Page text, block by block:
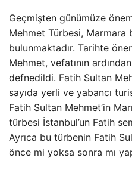
Geçmişten günümüze
Mehmet Türbesi, Marmara
bulunmaktadır. Tarihte
Mehmet, vefatının
defnedildi. Fatih Sultan
sayıda yerli ve yabancı
Fatih Sultan Mehmet’in
türbesi İstanbul’un Fatih
Ayrıca bu türbenin Fatih
önce mi yoksa sonra mı